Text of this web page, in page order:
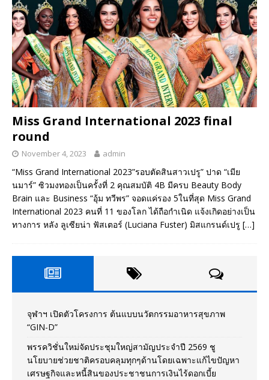
Miss Grand International 2023 final
round
November 4, 2023 admin
“Miss Grand International 2023”รอบตัดสินสาวเปรู” ปาด “เมีย
นมาร์” ซิวมงทองเป็นครั้งที่ 2 คุณสมบัติ 4B มีครบ Beauty Body
Brain และ Business “อุ้ม ทวีพร” จอดแค่รอง 5ในที่สุด Miss Grand
International 2023 คนที่ 11 ของโลก ได้ถือกำเนิด แจ้งเกิดอย่างเป็น
ทางการ หลัง ลูเซียน่า ฟัสเตอร์ (Luciana Fuster) มิสแกรนด์เปรู […]
จุฬาฯ เปิดตัวโครงการ ต้นแบบนวัตกรรมอาหารสุขภาพ
“GIN-D”
พรรควิชั่นใหม่จัดประชุมใหญ่สามัญประจำปี 2569 ชู
นโยบายช่วยชาติครอบคลุมทุกๆด้านโดยเฉพาะแก้ไขปัญหา
เศรษฐกิจและหนี้สินของประชาชนการเงินไร้ดอกเบี้ย